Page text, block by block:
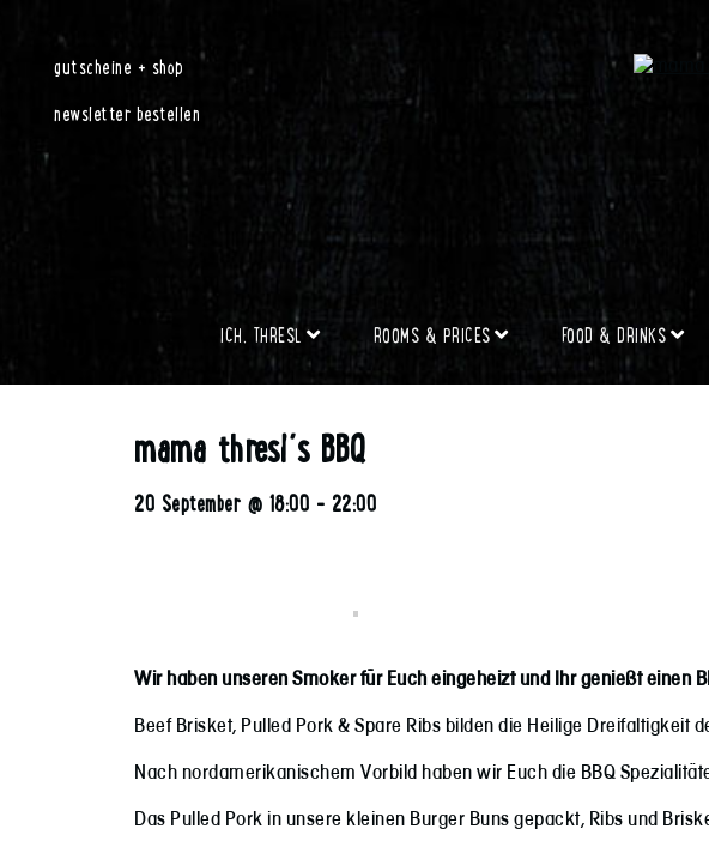
gutscheine + shop
newsletter bestellen
ICH, THRESL ROOMS & PRICES FOOD & DRINKS
mama thresl´s BBQ
20 September @ 18:00 - 22:00
Wir haben unseren Smoker für Euch eingeheizt und Ihr genießt einen
Beef Brisket, Pulled Pork & Spare Ribs bilden die Heilige Dreifaltigkeit
Nach nordamerikanischem Vorbild haben wir Euch die BBQ
Das Pulled Pork in unsere kleinen Burger Buns gepackt, Ribs und